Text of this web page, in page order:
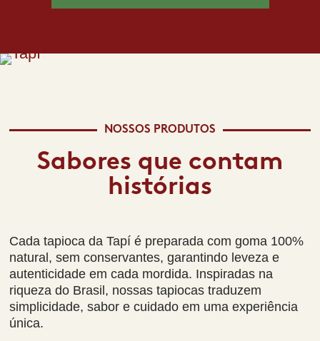
NOSSOS PRODUTOS
Sabores que contam
histórias
Cada tapioca da Tapí é preparada com goma 100%
natural, sem conservantes, garantindo leveza e
autenticidade em cada mordida. Inspiradas na
riqueza do Brasil, nossas tapiocas traduzem
simplicidade, sabor e cuidado em uma experiência
única.